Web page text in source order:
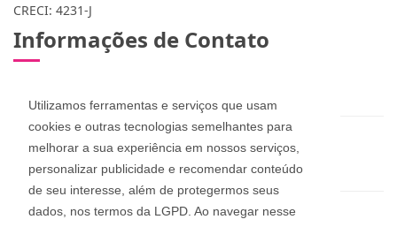
Utilizamos ferramentas e serviços que usam
cookies e outras tecnologias semelhantes para
melhorar a sua experiência em nossos serviços,
personalizar publicidade e recomendar conteúdo
de seu interesse, além de protegermos seus
dados, nos termos da LGPD. Ao navegar nesse
CRECI: 4231-J
Informações de Contato
zuleicapinheira@hotmail.com
dan_pucci@hotmail.com
Zuleica Imóveis